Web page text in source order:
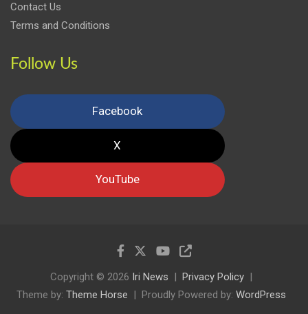
Contact Us
Terms and Conditions
Follow Us
Facebook
X
YouTube
Copyright © 2026 Iri News
Privacy Policy
Theme by: Theme Horse Proudly Powered by: WordPress